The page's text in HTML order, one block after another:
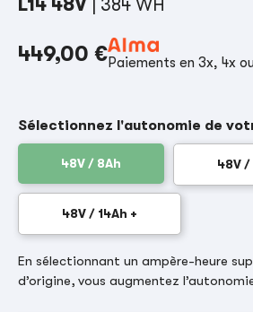
| 384 WH
449,00 €Paiements en 3x, 4x
Sélectionnez l'autonomie de
48V / 8Ah 48V /
48V / 14Ah +
En sélectionnant un ampère-heure
d’origine, vous augmentez